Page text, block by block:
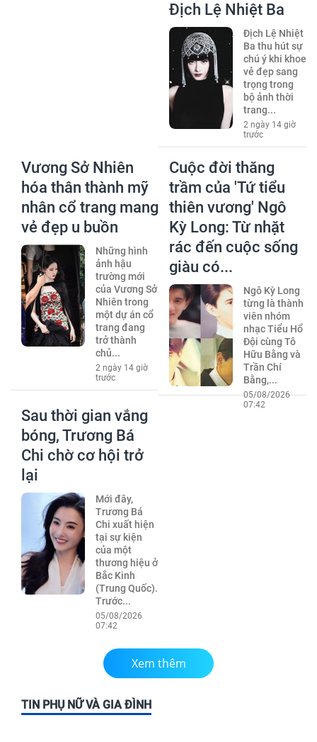
Địch Lệ Nhiệt Ba
Địch Lệ Nhiệt
Ba thu hút sự
chú ý khi khoe
vẻ đẹp sang
trọng trong
bộ ảnh thời
trang...
2 ngày 14 giờ
trước
Vương Sở Nhiên
hóa thân thành mỹ
nhân cổ trang mang
vẻ đẹp u buồn
Những hình
ảnh hậu
trường mới
của Vương Sở
Nhiên trong
một dự án cổ
trang đang
trở thành
chủ...
2 ngày 14 giờ
trước
Cuộc đời thăng
trầm của 'Tứ tiểu
thiên vương' Ngô
Kỳ Long: Từ nhặt
rác đến cuộc sống
giàu có...
Ngô Kỳ Long
từng là thành
viên nhóm
nhạc Tiểu Hổ
Đội cùng Tô
Hữu Bằng và
Trần Chí
Bằng,...
05/08/2026
07:42
Sau thời gian vắng
bóng, Trương Bá
Chi chờ cơ hội trở
lại
Mới đây,
Trương Bá
Chi xuất hiện
tại sự kiện
của một
thương hiệu ở
Bắc Kinh
(Trung Quốc).
Trước...
05/08/2026
07:42
Xem thêm
TIN PHỤ NỮ VÀ GIA ĐÌNH